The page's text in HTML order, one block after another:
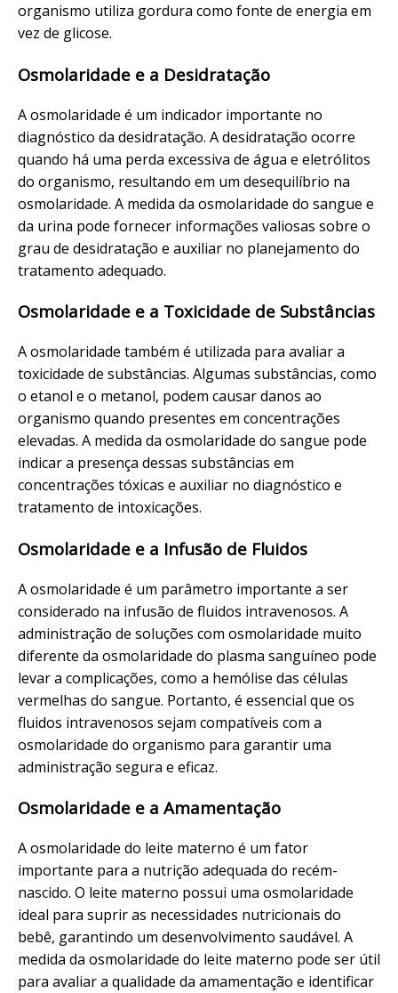
organismo utiliza gordura como fonte de energia em
vez de glicose.
Osmolaridade e a Desidratação
A osmolaridade é um indicador importante no
diagnóstico da desidratação. A desidratação ocorre
quando há uma perda excessiva de água e eletrólitos
do organismo, resultando em um desequilíbrio na
osmolaridade. A medida da osmolaridade do sangue e
da urina pode fornecer informações valiosas sobre o
grau de desidratação e auxiliar no planejamento do
tratamento adequado.
Osmolaridade e a Toxicidade de Substâncias
A osmolaridade também é utilizada para avaliar a
toxicidade de substâncias. Algumas substâncias, como
o etanol e o metanol, podem causar danos ao
organismo quando presentes em concentrações
elevadas. A medida da osmolaridade do sangue pode
indicar a presença dessas substâncias em
concentrações tóxicas e auxiliar no diagnóstico e
tratamento de intoxicações.
Osmolaridade e a Infusão de Fluidos
A osmolaridade é um parâmetro importante a ser
considerado na infusão de fluidos intravenosos. A
administração de soluções com osmolaridade muito
diferente da osmolaridade do plasma sanguíneo pode
levar a complicações, como a hemólise das células
vermelhas do sangue. Portanto, é essencial que os
fluidos intravenosos sejam compatíveis com a
osmolaridade do organismo para garantir uma
administração segura e eficaz.
Osmolaridade e a Amamentação
A osmolaridade do leite materno é um fator
importante para a nutrição adequada do recém-
nascido. O leite materno possui uma osmolaridade
ideal para suprir as necessidades nutricionais do
bebê, garantindo um desenvolvimento saudável. A
medida da osmolaridade do leite materno pode ser útil
para avaliar a qualidade da amamentação e identificar